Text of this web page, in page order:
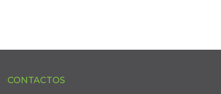
CONTACTOS